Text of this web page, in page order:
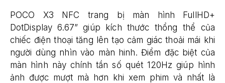
POCO X3 NFC trang bị màn hình FullHD+
DotDisplay 6.67” giúp kích thước thổng thể của
chiếc điện thoại tăng lên tạo cảm giác thoải mái khi
người dùng nhìn vào màn hinh. Điểm đặc biệt của
màn hình này chính tần số quét 120Hz giúp hình
ảnh được mượt mà hơn khi xem phim và nhất là